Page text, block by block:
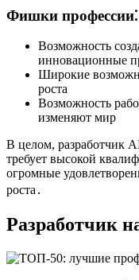
Фишки профессии⁚
Возможность
инновационные
Широкие
роста
Возможность
изменяют мир
В целом, разработчик
требует высокой
огромные
роста․
Разработчик